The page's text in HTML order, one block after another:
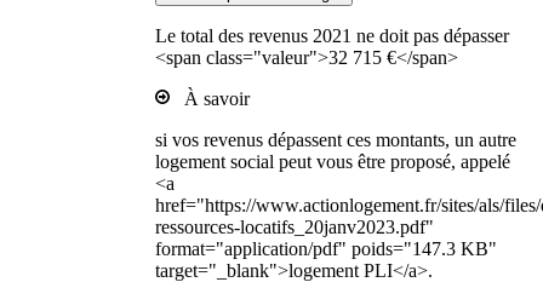
Le total des revenus 2021 ne doit pas dépasser
<span class="valeur">32 715 €</span>
À savoir
si vos revenus dépassent ces montants, un autre
logement social peut vous être proposé, appelé
<a
href="https://www.actionlogement.fr/sites/als/
ressources-locatifs_20janv2023.pdf"
format="application/pdf" poids="147.3 KB"
target="_blank">logement PLI</a>.